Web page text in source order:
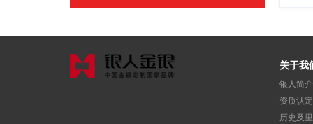
关于我
银人简介
资质认定
历史及